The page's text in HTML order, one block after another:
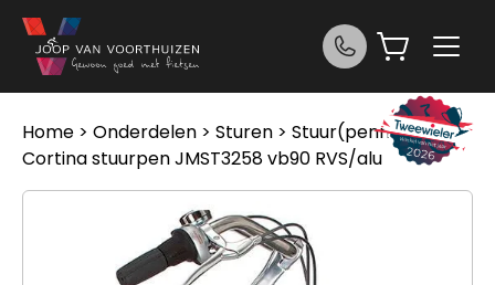
Ga naar de inhoud
Home > Onderdelen > Sturen > Stuur(pennen)>
Cortina stuurpen JMST3258 vb90 RVS/alu